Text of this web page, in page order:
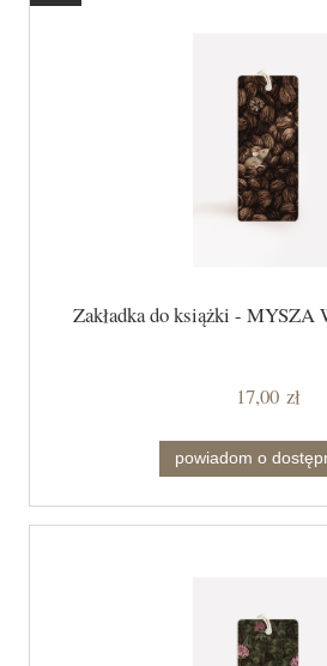
Zakładka do książki -
17,00 zł
powiadom o